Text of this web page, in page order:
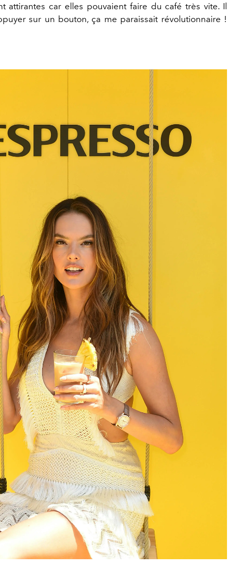
attirantes car elles pouvaient faire du café très vite. Il
sur un bouton, ça me paraissait révolutionnaire !